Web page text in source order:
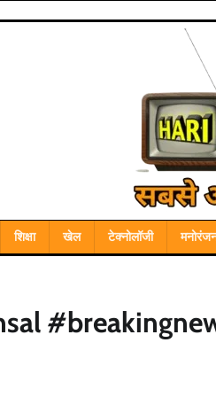
शिक्षा खेल टेक्नोलॉजी